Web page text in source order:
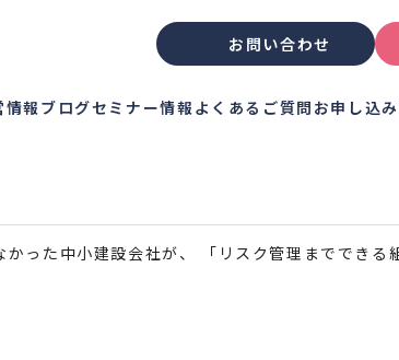
お問い合わせ
情報ブログセミナー情報よくあるご質問 お申し込み
かった中小建設会社が、 「リスク管理までできる